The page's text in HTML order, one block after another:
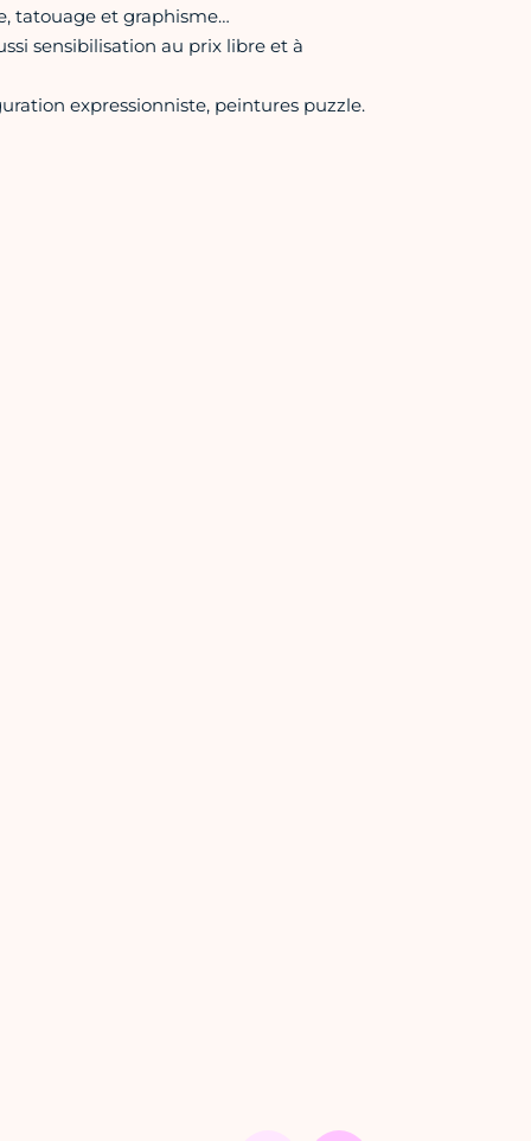
tatouage et graphisme…
sensibilisation au prix libre et à
expressionniste, peintures puzzle.